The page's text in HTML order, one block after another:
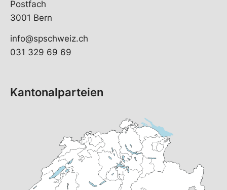
Postfach
3001 Bern
info@spschweiz.ch
031 329 69 69
Kantonalparteien